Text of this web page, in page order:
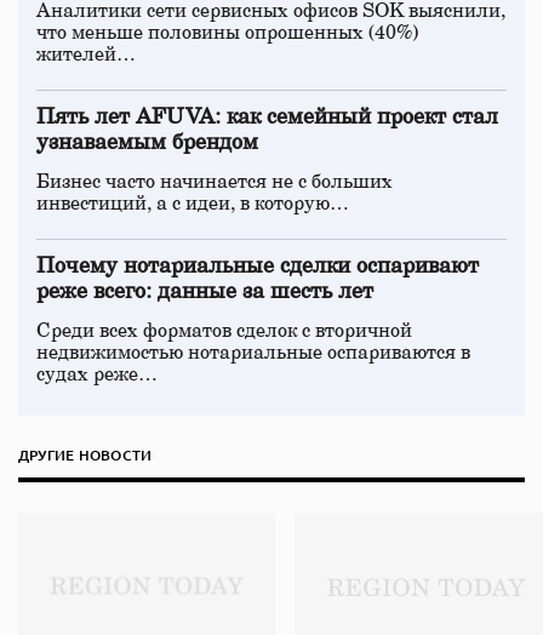
Аналитики сети сервисных офисов SOK выяснили,
что меньше половины опрошенных (40%)
жителей…
Пять лет AFUVA: как семейный проект стал
узнаваемым брендом
Бизнес часто начинается не с больших
инвестиций, а с идеи, в которую…
Почему нотариальные сделки оспаривают
реже всего: данные за шесть лет
Среди всех форматов сделок с вторичной
недвижимостью нотариальные оспариваются в
судах реже…
ДРУГИЕ НОВОСТИ